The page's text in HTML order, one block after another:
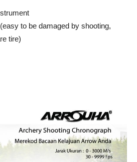
to be damaged by shooting,
tire)